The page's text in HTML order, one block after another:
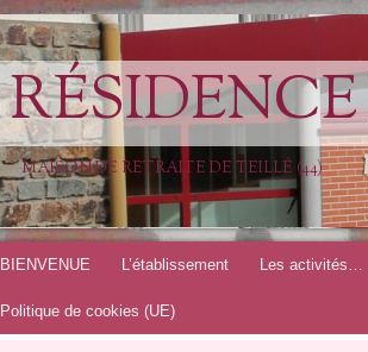
MAISON DE RETRAITE DE TEILLÉ (44)
Aller
contenu
BIENVENUE L’établissement Les activités…
Politique de cookies (UE)